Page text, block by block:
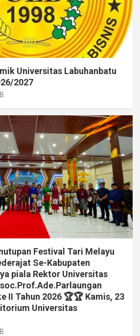
Universitas Labuhanbatu
2027
Festival Tari Melayu
Se-Kabupaten
piala Rektor Universitas
II Tahun 2026 🏆🏆 Kamis, 23
Universitas